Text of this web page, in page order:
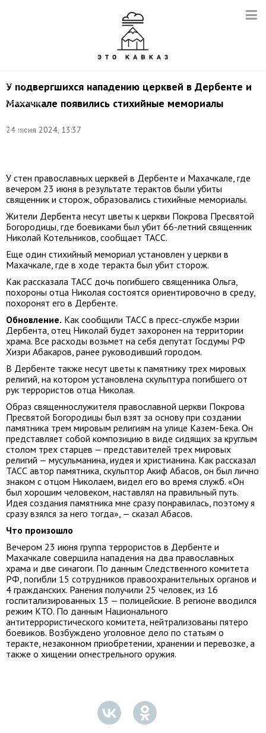
У подвергшихся нападению церквей в Дербенте и
Махачкале появились стихийные мемориалы
24 июня 2024, 13:37
собору
Успения
Пресвятой
Гянжеви
У стен православных церквей в Дербенте и Махачкале, где
вечером 23 июня в результате терактов были убиты
священник и сторож, образовались стихийные мемориалы.
Жители Дербента несут цветы к церкви Покрова Пресвятой
Богородицы, где боевиками был убит 66-летний священник
Николай Котельников, сообщает ТАСС.
Еще один стихийный мемориал установлен у церкви в
Махачкале, где в ходе теракта был убит сторож.
Как рассказала ТАСС дочь погибшего священника Ольга,
похороны отца Николая состоятся ориентировочно в среду,
похоронят его в Дербенте.
Обновление. Как сообщили ТАСС в пресс-службе мэрии
Дербента, отец Николай будет захоронен на территории
храма. Все расходы возьмет на себя депутат Госдумы РФ
Хизри Абакаров, ранее руководивший городом.
В Дербенте также несут цветы к памятнику трех мировых
религий, на котором установлена скульптура погибшего от
рук террористов отца Николая.
Образ священнослужителя православной церкви Покрова
Пресвятой Богородицы был взят за основу при создании
памятника трем мировым религиям на улице Казем-Бека. Он
представляет собой композицию в виде сидящих за круглым
столом трех старцев — представителей трех мировых
религий — мусульманина, иудея и христианина. Как рассказал
ТАСС автор памятника, скульптор Акиф Абасов, он был лично
знаком с отцом Николаем, видел его во время служб. «Он
был хорошим человеком, наставлял на правильный путь.
Идея создания памятника мне сразу понравилась, поэтому я
сразу взялся за него тогда», — сказал Абасов.
Что произошло
Вечером 23 июня группа террористов в Дербенте и
Махачкале совершила нападения на два православных
храма и две синагоги. По данным Следственного комитета
РФ, погибли 15 сотрудников правоохранительных органов и
4 гражданских. Ранения получили 25 человек, из 16
госпитализированных 13 — полицейские. В регионе вводился
режим КТО. По данным Национального
антитеррористического комитета, нейтрализованы пятеро
боевиков. Возбуждено уголовное дело по статьям о
теракте, незаконном приобретении, хранении и перевозке, а
также о хищении огнестрельного оружия.